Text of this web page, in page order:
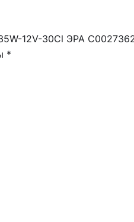
12V-30Cl ЭРА
*